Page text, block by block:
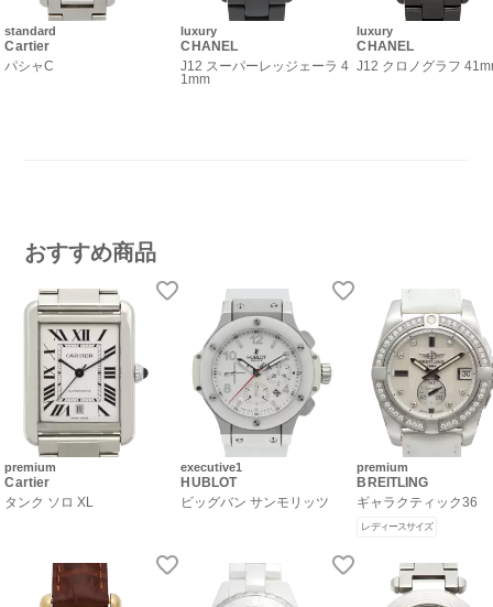
standard
Cartier
パシャC
luxury
CHANEL
J12 スーパーレッジェーラ 4
1mm
luxury
CHANEL
J12 クロノグラフ
おすすめ商品
premium
Cartier
タンク ソロ XL
executive1
HUBLOT
ビッグバン サンモリッツ
premium
BREITLING
ギャラクティック36
レディースサイズ